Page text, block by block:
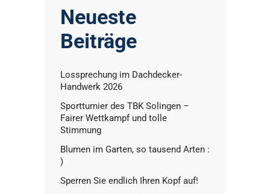
Neueste
Beiträge
Lossprechung im Dachdecker-
Handwerk 2026
Sportturnier des TBK Solingen –
Fairer Wettkampf und tolle
Stimmung
Blumen im Garten, so tausend Arten :
)
Sperren Sie endlich Ihren Kopf auf!